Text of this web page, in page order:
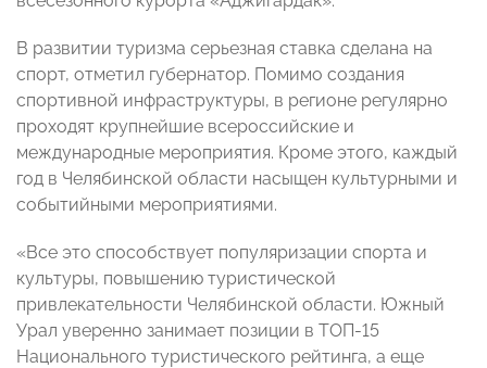
В развитии туризма серьезная ставка сделана на
спорт, отметил губернатор. Помимо создания
спортивной инфраструктуры, в регионе регулярно
проходят крупнейшие всероссийские и
международные мероприятия. Кроме этого, каждый
год в Челябинской области насыщен культурными и
событийными мероприятиями.
«Все это способствует популяризации спорта и
культуры, повышению туристической
привлекательности Челябинской области. Южный
Урал уверенно занимает позиции в ТОП-15
Национального туристического рейтинга, а еще